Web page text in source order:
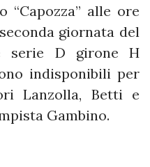
“Capozza” alle ore
giornata del
serie D girone H
indisponibili per
Lanzolla, Betti e
Gambino.